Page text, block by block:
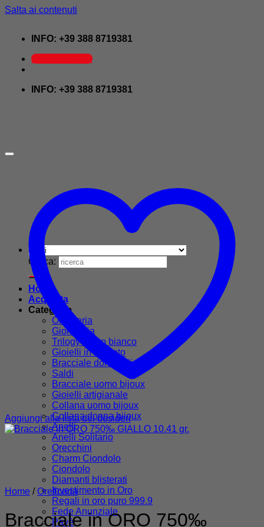
Salta ai contenuti
INFO: +39 388 8719381
prezzo dell'oro
INFO: +39 388 8719381
Cerca:
Home
Acquista
Categorie
Oreficeria
Gioielleria
Trilogy in oro bianco
Gioielli in argento
Bracciale donna bijoux
Saldi
Bracciale uomo bijoux
Gioielli artigianale
Collana uomo bijoux
Collana donna bijoux
Anelli
Anelli Solitario
Orecchini
Charm Ciondolo
Ciondolo
Diamanti blisterati
Investimento in Oro
Regali in oro puro 999.9
Fede Anunziale
Pavè
Aggiungi alla lista dei desideri
Home / Oreficeria
Bracciale in ORO 750‰